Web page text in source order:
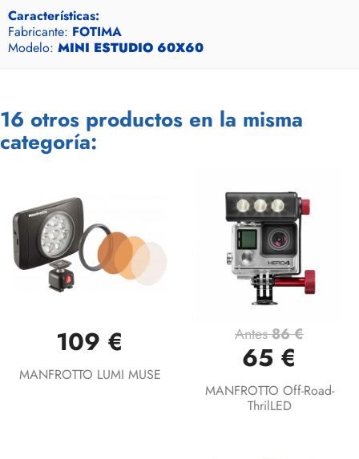
Características:
Fabricante: FOTIMA
Modelo: MINI ESTUDIO 60X60
16 otros productos en la misma
categoría:
109 €
MANFROTTO LUMI MUSE
Antes86 €
65 €
MANFROTTO Off-Road-
ThrilLED